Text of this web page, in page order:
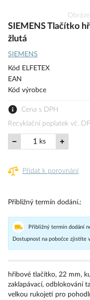
na
začátek
s
obrázky
SIEMENS Tlačítko
žlutá
SIEMENS
Kód ELFETEX
EAN
Kód výrobce
Cena s DPH
Recyklační poplatek vč.
ks
Přidat k porovnání
Přibližný termín dodání.
Přibližný termín dodání
Dostupnost na pobočce zjistíte
hřibové tlačítko, 22 mm,
zaklapávací, odblokování
velkou rukojetí pro